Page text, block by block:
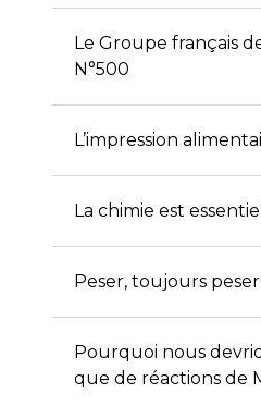
Le Groupe français
N°500
L’impression
La chimie est
Peser, toujours
Pourquoi nous
que de réactions de